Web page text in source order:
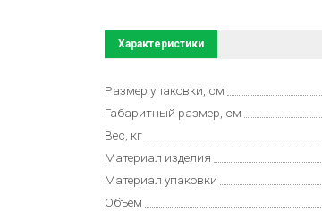
Характеристики
Размер упаковки, см
Габаритный размер, см
Вес, кг
Материал изделия
Материал упаковки
Объем